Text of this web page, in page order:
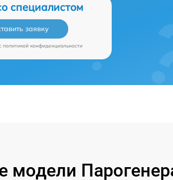
специалистом
заявку
политикой конфиденциальности
модели